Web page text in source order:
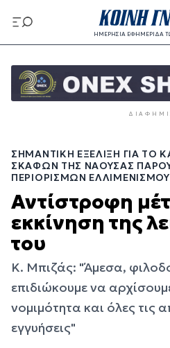
προς
το
περιεχόμενο
ΗΜΕΡΗΣΙΑ ΕΦΗΜΕΡΙΔΑ
προς
κυρίως
ΣΗΜΑΝΤΙΚΉ ΕΞΈΛΙΞΗ ΓΙΑ ΤΟ
ΣΚΑΦΏΝ ΤΗΣ ΝΆΟΥΣΑΣ
ΠΕΡΙΟΡΙΣΜΏΝ
Αντίστροφη
εκκίνηση της
του
Κ. Μπιζάς: "Άμεσα,
επιδιώκουμε να
νομιμότητα και όλες τις
εγγυήσεις"